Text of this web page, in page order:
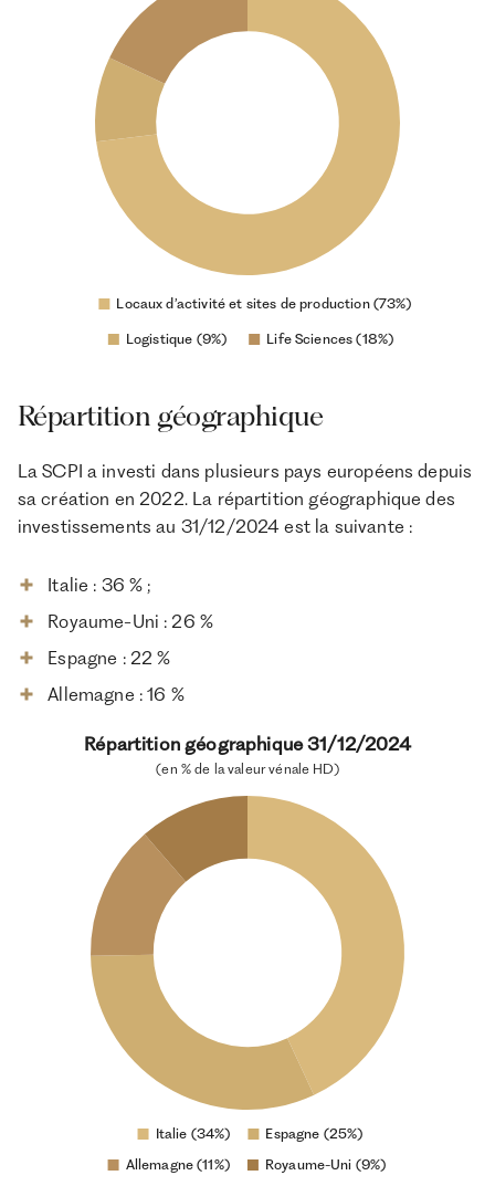
Répartition géographique
​La SCPI a investi dans plusieurs pays européens depuis
sa création en 2022. La répartition géographique des
investissements au 31/12/2024 est la suivante :
Italie : 36 % ;
Royaume-Uni : 26 %
Espagne : 22 %
Allemagne : 16 %
Répartition géographique 31/12/2024
(en % de la valeur vénale HD)